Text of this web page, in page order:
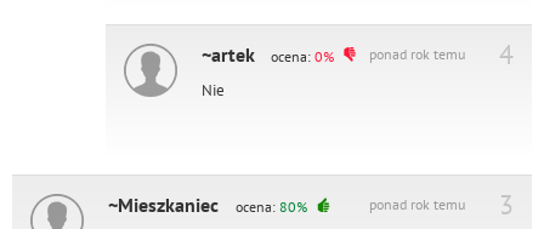
~artek 4
ponad rok temu
ocena: 0%
Nie
~Mieszkaniec 3
ponad rok temu
ocena: 80%